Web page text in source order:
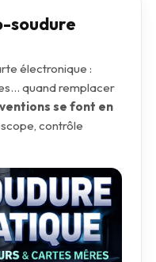
soudure
électronique :
quand remplacer
se font en
contrôle